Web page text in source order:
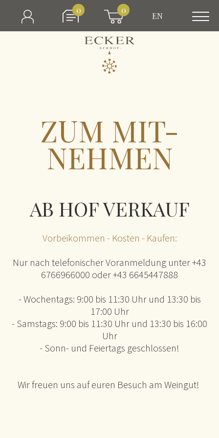
0 0
EN
ZUM MIT-
NEHMEN
AB HOF VERKAUF
Vorbeikommen - Kosten - Kaufen:
Nur nach telefonischer Voranmeldung unter +43
6766966000 oder +43 6645447888
- Wochentags: 9:00 bis 11:30 Uhr und 13:30 bis
17:00 Uhr
- Samstags: 9:00 bis 11:30 Uhr und 13:30 bis 16:00
Uhr
- Sonn- und Feiertags geschlossen!
Wir freuen uns auf euren Besuch am Weingut!